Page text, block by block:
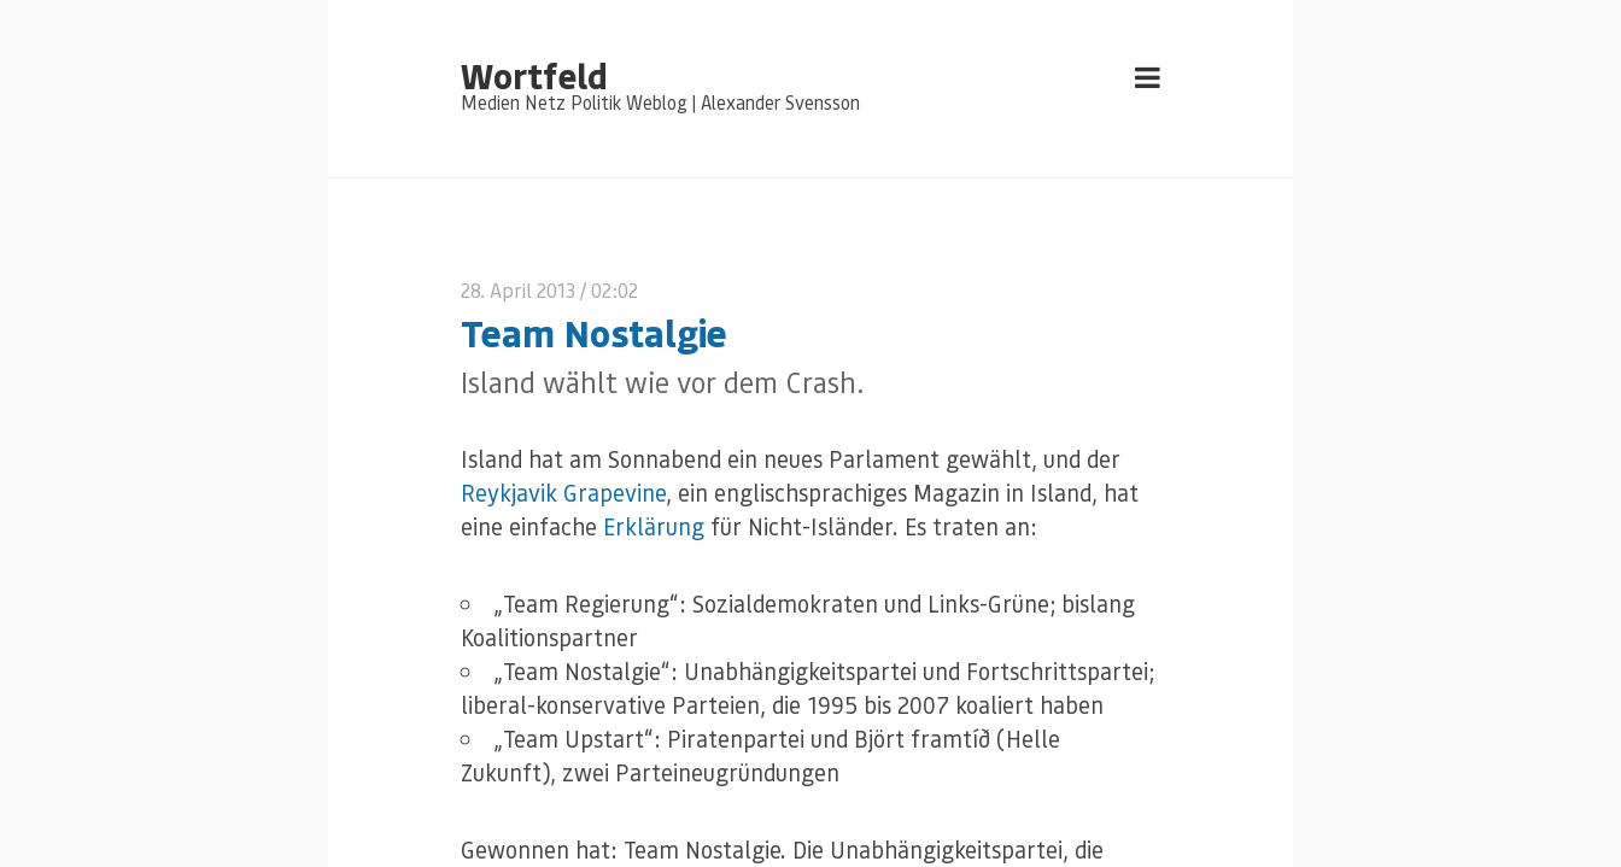
Wortfeld
Medien Netz Politik Weblog | Alexander Svensson
28. April 2013 / 02:02
Team Nostalgie
Island wählt wie vor dem Crash.
Island hat am Sonnabend ein neues Parlament gewählt, und der
Reykjavik Grapevine, ein englischsprachiges Magazin in Island, hat
eine einfache Erklärung für Nicht-Isländer. Es traten an:
„Team Regierung“: Sozialdemokraten und Links-Grüne; bislang
Koalitionspartner
„Team Nostalgie“: Unabhängigkeitspartei und Fortschrittspartei;
liberal-konservative Parteien, die 1995 bis 2007 koaliert haben
„Team Upstart“: Piratenpartei und Björt framtíð (Helle
Zukunft), zwei Parteineugründungen
Gewonnen hat: Team Nostalgie. Die Unabhängigkeitspartei, die